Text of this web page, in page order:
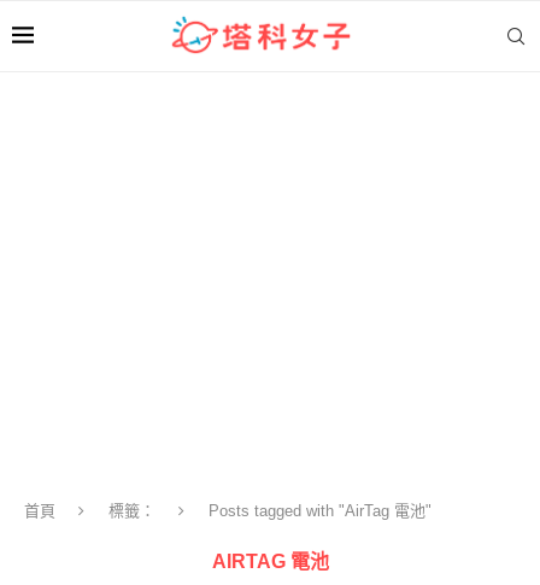
首頁 標籤： Posts tagged with "AirTag 電池"
AIRTAG 電池